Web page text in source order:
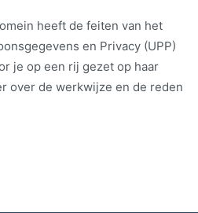
heeft de feiten van het
en Privacy (UPP)
je op een rij gezet op haar
over de werkwijze en de reden